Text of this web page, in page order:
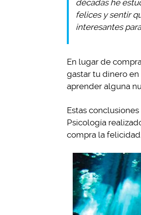
décadas he
felices y sentir
interesantes
En lugar de
gastar tu dinero
aprender alguna
Estas
Psicología
compra la